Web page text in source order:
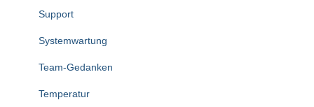
Support
Systemwartung
Team-Gedanken
Temperatur